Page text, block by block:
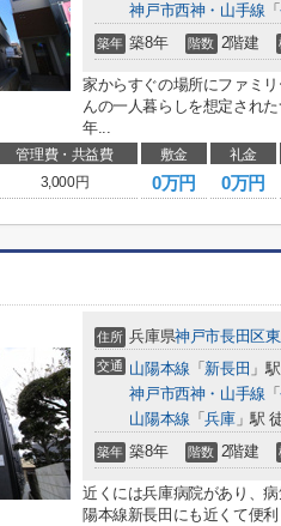
神戸市西神・山手線 「
築年 築8年 階数 2階建
家からすぐの場所にファミ
んの一人暮らしを想定され
年...
管理費・共益費 敷金 礼金
3,000円 0万円 0万円
住所 兵庫県神戸市長田区
交通 山陽本線 「 新長田 」
神戸市西神・山手線 「
山陽本線 「兵庫」駅
築年 築8年 階数 2階建
近くには兵庫病院があり、
陽本線新長田にも近くて便